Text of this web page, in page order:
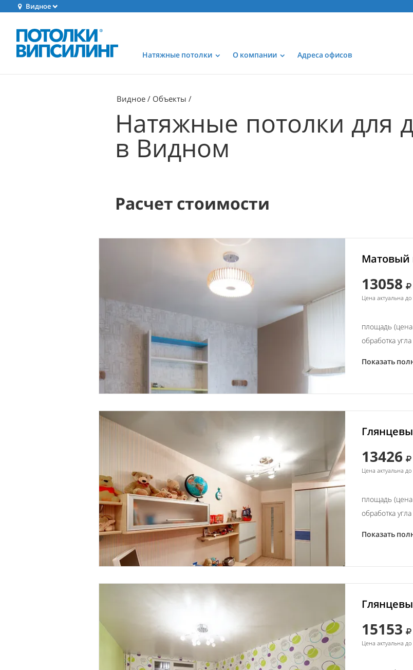
Видное
Натяжные потолки О компании Адреса офисов
Видное Объекты
Натяжные потолки для
в Видном
Расчет стоимости
Матовый
13058
Цена актуальна до
площадь
обработка угла
Показать
13426
Цена актуальна до
площадь
обработка угла
Показать
15153
Цена актуальна до